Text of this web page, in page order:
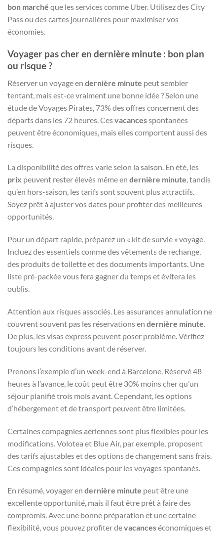
bon marché que les services comme Uber. Utilisez des City
Pass ou des cartes journalières pour maximiser vos
économies.
Voyager pas cher en dernière minute : bon plan
ou risque ?
Réserver un voyage en dernière minute peut sembler
tentant, mais est-ce vraiment une bonne idée ? Selon une
étude de Voyages Pirates, 73% des offres concernent des
départs dans les 72 heures. Cesvacancesspontanées
peuvent être économiques, mais elles comportent aussi des
risques.
La disponibilité des offres varie selon la saison. En été, les
prix peuvent rester élevés même en dernière minute, tandis
qu’en hors-saison, les tarifs sont souvent plus attractifs.
Soyez prêt à ajuster vos dates pour profiter des meilleures
opportunités.
Pour un départ rapide, préparez un « kit de survie » voyage.
Incluez des essentiels comme des vêtements de rechange,
des produits de toilette et des documents importants. Une
liste pré-packée vous fera gagner du temps et évitera les
oublis.
Attention aux risques associés. Les assurances annulation ne
couvrent souvent pas les réservations en dernière minute.
De plus, les visas express peuvent poser problème. Vérifiez
toujours les conditions avant de réserver.
Prenons l’exemple d’un week-end à Barcelone. Réservé 48
heures à l’avance, le coût peut être 30% moins cher qu’un
séjour planifié trois mois avant. Cependant, les options
d’hébergement et de transport peuvent être limitées.
Certaines compagnies aériennes sont plus flexibles pour les
modifications. Volotea et Blue Air, par exemple, proposent
des tarifs ajustables et des options de changement sans frais.
Ces compagnies sont idéales pour les voyages spontanés.
En résumé, voyager en dernière minute peut être une
excellente opportunité, mais il faut être prêt à faire des
compromis. Avec une bonne préparation et une certaine
flexibilité, vous pouvez profiter devacanceséconomiques et